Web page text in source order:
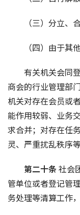
（三）分立、
（四）由于其
有关机关会同
商会的行业管理部
机关对存在会员或
能作用较弱、业务
求合并；对存在任
灵、严重扰乱秩序
第二十条 社会
管单位或者登记管
务处理等清算工作